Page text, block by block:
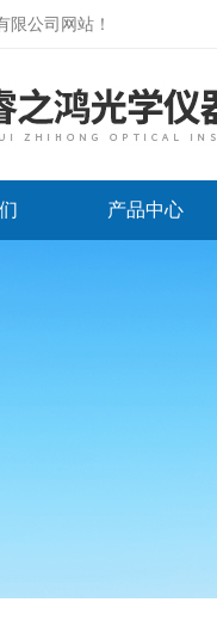
限公司网站 ！
产品中心